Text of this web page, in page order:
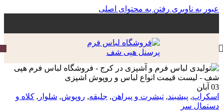
عبور به ناوبری رفتن به محتوای اصلی
03 آبا‍ن
اسکراپ, پیشبند, تیشرت و پیراهن, جلیقه, روپوش, شلوار , کلاه و
دستمال سر